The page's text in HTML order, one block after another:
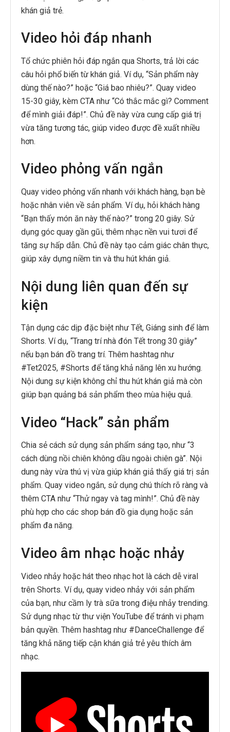
khán giả trẻ.
Video hỏi đáp nhanh
Tổ chức phiên hỏi đáp ngắn qua Shorts, trả lời các
câu hỏi phổ biến từ khán giả. Ví dụ, “Sản phẩm này
dùng thế nào?” hoặc “Giá bao nhiêu?”. Quay video
15-30 giây, kèm CTA như “Có thắc mắc gì? Comment
để mình giải đáp!”. Chủ đề này vừa cung cấp giá trị
vừa tăng tương tác, giúp video được đề xuất nhiều
hơn.
Video phỏng vấn ngắn
Quay video phỏng vấn nhanh với khách hàng, bạn bè
hoặc nhân viên về sản phẩm. Ví dụ, hỏi khách hàng
“Bạn thấy món ăn này thế nào?” trong 20 giây. Sử
dụng góc quay gần gũi, thêm nhạc nền vui tươi để
tăng sự hấp dẫn. Chủ đề này tạo cảm giác chân thực,
giúp xây dựng niềm tin và thu hút khán giả.
Nội dung liên quan đến sự
kiện
Tận dụng các dịp đặc biệt như Tết, Giáng sinh để làm
Shorts. Ví dụ, “Trang trí nhà đón Tết trong 30 giây”
nếu bạn bán đồ trang trí. Thêm hashtag như
#Tet2025, #Shorts để tăng khả năng lên xu hướng.
Nội dung sự kiện không chỉ thu hút khán giả mà còn
giúp bạn quảng bá sản phẩm theo mùa hiệu quả.
Video “Hack” sản phẩm
Chia sẻ cách sử dụng sản phẩm sáng tạo, như “3
cách dùng nồi chiên không dầu ngoài chiên gà”. Nội
dung này vừa thú vị vừa giúp khán giả thấy giá trị sản
phẩm. Quay video ngắn, sử dụng chú thích rõ ràng và
thêm CTA như “Thử ngay và tag mình!”. Chủ đề này
phù hợp cho các shop bán đồ gia dụng hoặc sản
phẩm đa năng.
Video âm nhạc hoặc nhảy
Video nhảy hoặc hát theo nhạc hot là cách dễ viral
trên Shorts. Ví dụ, quay video nhảy với sản phẩm
của bạn, như cầm ly trà sữa trong điệu nhảy trending.
Sử dụng nhạc từ thư viện YouTube để tránh vi phạm
bản quyền. Thêm hashtag như #DanceChallenge để
tăng khả năng tiếp cận khán giả trẻ yêu thích âm
nhạc.